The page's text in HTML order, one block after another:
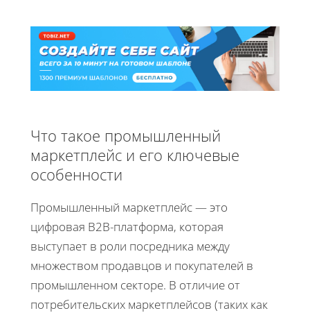
Что такое промышленный
маркетплейс и его ключевые
особенности
Промышленный маркетплейс — это
цифровая B2B-платформа, которая
выступает в роли посредника между
множеством продавцов и покупателей в
промышленном секторе. В отличие от
потребительских маркетплейсов (таких как